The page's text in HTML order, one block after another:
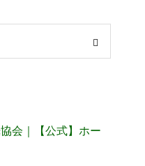
会｜【公式】ホー